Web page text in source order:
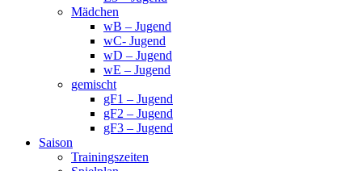
Mädchen
wB – Jugend
wC- Jugend
wD – Jugend
wE – Jugend
gemischt
gF1 – Jugend
gF2 – Jugend
gF3 – Jugend
Saison
Trainingszeiten